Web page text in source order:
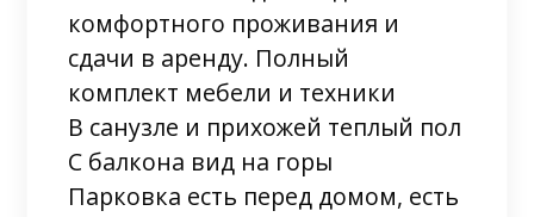
комфортного проживания и
сдачи в аренду. Полный
комплект мебели и техники
В санузле и прихожей теплый пол
С балкона вид на горы
Парковка есть перед домом, есть